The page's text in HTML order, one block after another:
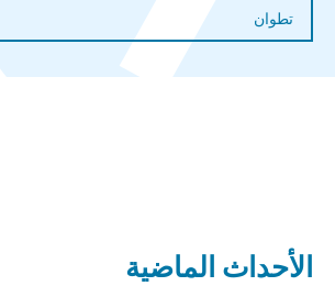
تطوان
الأحداث الماضية